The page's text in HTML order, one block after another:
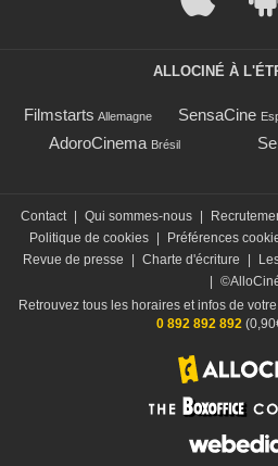
ALLOCINÉ À
Filmstarts Allemagne SensaCine
AdoroCinema Brésil
Contact | Qui sommes-nous |
Politique de cookies | Préférences
Revue de presse
| Charte d'écriture |
|
Retrouvez tous les horaires et infos de
0 892 892 892